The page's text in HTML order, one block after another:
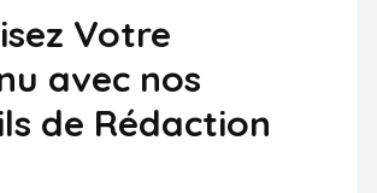
Votre
avec nos
de Rédaction